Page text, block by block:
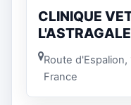
CLINIQUE
L'ASTRAGALE
Route
France